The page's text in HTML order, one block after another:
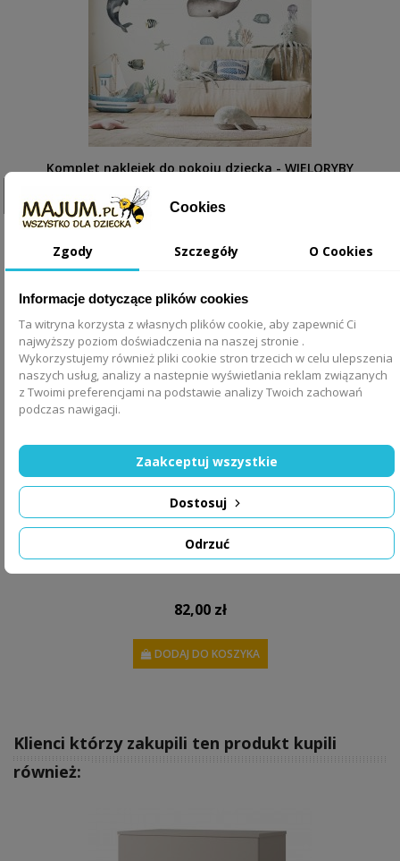
Komplet naklejek do pokoju dziecka - WIELORYBY
Miarka wzrostu PODWODNY ŚWIAT DK448
82,00 zł
DODAJ DO KOSZYKA
Klienci którzy zakupili ten produkt kupili
również:
Cookies
Zgody Szczegóły O Cookies
Informacje dotyczące plików cookies
Ta witryna korzysta z własnych plików cookie, aby zapewnić Ci
najwyższy poziom doświadczenia na naszej stronie .
Wykorzystujemy również pliki cookie stron trzecich w celu ulepszenia
naszych usług, analizy a nastepnie wyświetlania reklam związanych
z Twoimi preferencjami na podstawie analizy Twoich zachowań
podczas nawigacji.
Odrzuć
Dostosuj
Zaakceptuj wszystkie